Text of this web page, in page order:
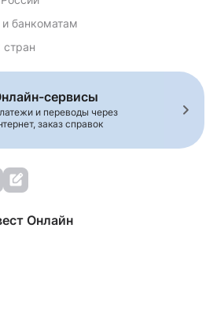
Кредит в автосалоне
Заявка на автокредит
банкоматам
стран
сервисы
и переводы через
заказ справок
Онлайн